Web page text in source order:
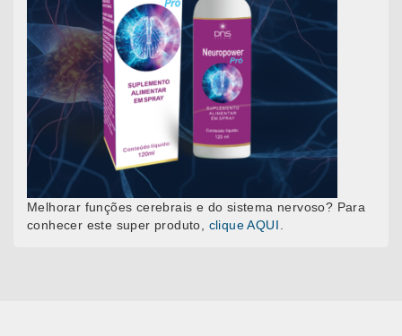
Melhorar funções cerebrais e do sistema nervoso? Para
conhecer este super produto, clique AQUI